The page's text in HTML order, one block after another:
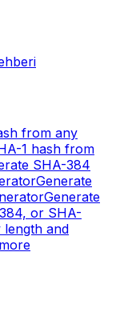
from any
1 hash from
SHA-384
Generate
Generate
or SHA-
length and